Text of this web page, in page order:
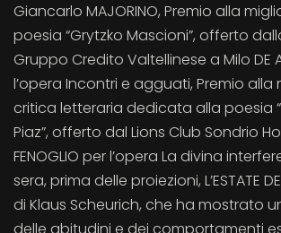
Giancarlo MAJORINO, Premio alla
poesia “Grytzko Mascioni”, offerto
Gruppo Credito Valtellinese a Milo DE
l’opera Incontri e agguati, Premio alla
critica letteraria dedicata alla poesia
Piaz”, offerto dal Lions Club Sondrio
FENOGLIO per l’opera La divina
sera, prima delle proiezioni, L’ESTATE
di Klaus Scheurich, che ha mostrato